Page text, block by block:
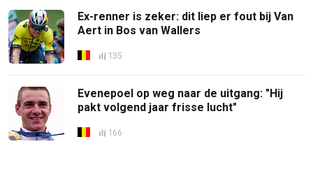
Ex-renner is zeker: dit liep er fout bij Van
Aert in Bos van Wallers
135
Evenepoel op weg naar de uitgang: "Hij
pakt volgend jaar frisse lucht"
166